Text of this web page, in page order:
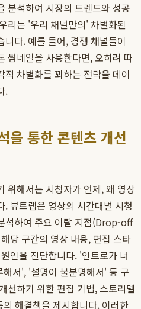
분석하여 시장의 트렌드와 성공
리는 '우리 채널만의' 차별화된
다. 예를 들어, 경쟁 채널들이
썸네일을 사용한다면, 오히려 따
차별화를 꾀하는 전략을 데이
.
을 통한 콘텐츠 개선
위해서는 시청자가 언제, 왜 영상
뷰트랩은 영상의 시간대별 시청
석하여 주요 이탈 지점(Drop-off
당 구간의 영상 내용, 편집 스타
인을 진단합니다. '인트로가 너
서', '설명이 불분명해서' 등 구
선하기 위한 편집 기법, 스토리텔
해결책을 제시합니다. 이러한